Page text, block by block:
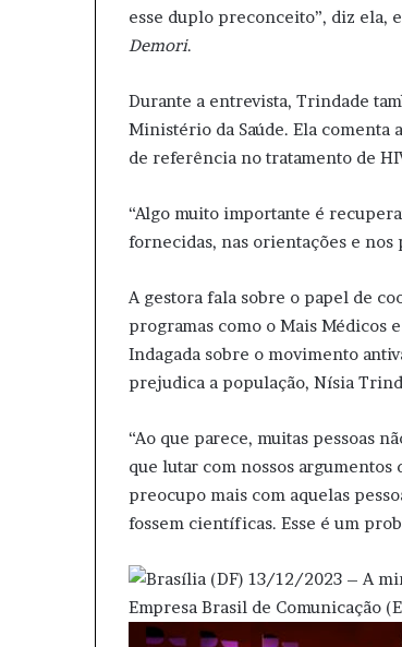
esse duplo preconceito”, diz ela,
Demori.
Durante a entrevista, Trindade
Ministério da Saúde. Ela comenta
de referência no tratamento de
“Algo muito importante é
fornecidas, nas orientações e nos
A gestora fala sobre o papel de
programas como o Mais Médicos
Indagada sobre o movimento
prejudica a população, Nísia
“Ao que parece, muitas pessoas
que lutar com nossos
preocupo mais com aquelas
fossem científicas. Esse é um